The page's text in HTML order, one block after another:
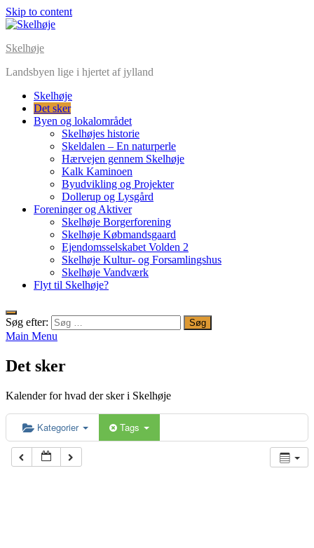
Skip to content
Skelhøje
Landsbyen lige i hjertet af jylland
Skelhøje
Det sker
Byen og lokalområdet
Skelhøjes historie
Skeldalen – En naturperle
Hærvejen gennem Skelhøje
Kalk Kaminoen
Byudvikling og Projekter
Dollerup og Lysgård
Foreninger og Aktiver
Skelhøje Borgerforening
Skelhøje Købmandsgaard
Ejendomsselskabet Volden 2
Skelhøje Kultur- og Forsamlingshus
Skelhøje Vandværk
Flyt til Skelhøje?
Søg efter:
Main Menu
Det sker
Kalender for hvad der sker i Skelhøje
Kategorier Tags